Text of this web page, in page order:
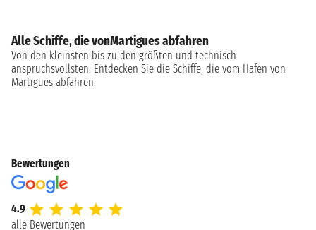
Alle Schiffe, die vonMartigues abfahren
Von den kleinsten bis zu den größten und technisch
anspruchsvollsten: Entdecken Sie die Schiffe, die vom Hafen von
Martigues abfahren.
Bewertungen
4.9
alle Bewertungen